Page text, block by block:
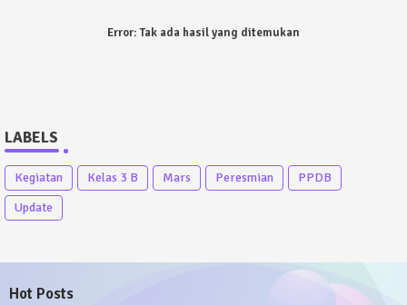
Error:Tak ada hasil yang ditemukan
LABELS
Kegiatan Kelas 3 B Mars Peresmian
PPDB
Update
Hot Posts